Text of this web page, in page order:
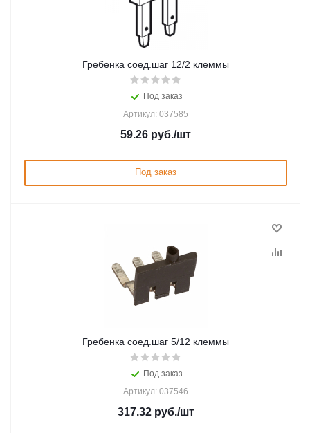
Гребенка соед.шаг 12/2 клеммы
Под заказ
Артикул: 037585
59.26 руб./шт
Под заказ
Гребенка соед.шаг 5/12 клеммы
Под заказ
Артикул: 037546
317.32руб./шт